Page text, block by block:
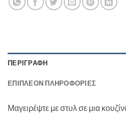
ΠΕΡΙΓΡΑΦΉ
ΕΠΙΠΛΈΟΝ ΠΛΗΡΟΦΟΡΊΕΣ
Μαγειρέψτε με στυλ σε μια